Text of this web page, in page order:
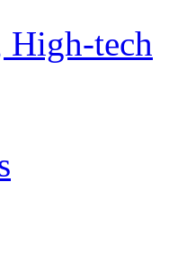
High-tech